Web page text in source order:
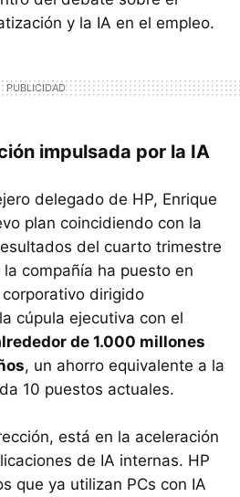
y la IA en el empleo.
impulsada por la IA
delegado de HP, Enrique
plan coincidiendo con la
del cuarto trimestre
compañía ha puesto en
dirigido
cúpula ejecutiva con el
de 1.000 millones
, un ahorro equivalente a la
10 puestos actuales.
está en la aceleración
de IA internas. HP
que ya utilizan PCs con IA